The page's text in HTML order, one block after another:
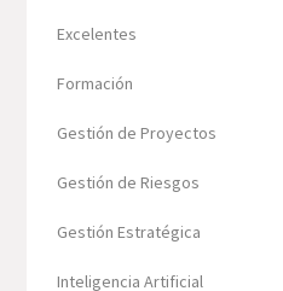
Excelentes
Formación
Gestión de Proyectos
Gestión de Riesgos
Gestión Estratégica
Inteligencia Artificial